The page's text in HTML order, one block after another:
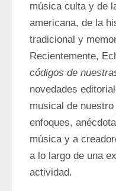
música culta y de
americana, de la
tradicional y
Recientemente,
códigos de
novedades
musical de
enfoques,
música y a
a lo largo de una
actividad.